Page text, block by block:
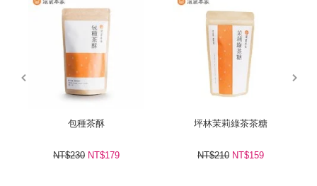
包種茶酥
NT$230 NT$179
坪林茉莉綠茶茶糖
NT$210 NT$159